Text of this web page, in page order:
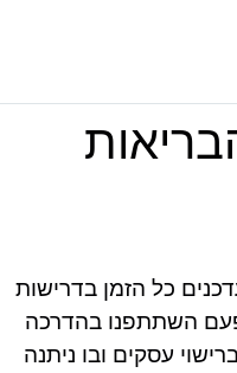
כל הזמן בדרישות
השתתפנו בהדרכה
עסקים ובו ניתנה